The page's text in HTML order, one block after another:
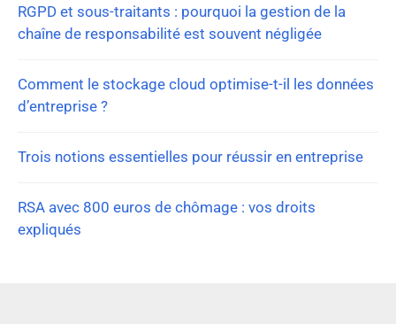
RGPD et sous-traitants : pourquoi la gestion de la
chaîne de responsabilité est souvent négligée
Comment le stockage cloud optimise-t-il les données
d’entreprise ?
Trois notions essentielles pour réussir en entreprise
RSA avec 800 euros de chômage : vos droits
expliqués